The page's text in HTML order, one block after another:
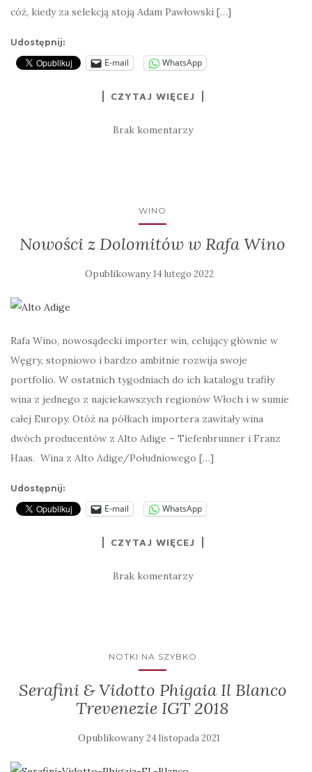
cóż, kiedy za selekcją stoją Adam Pawłowski […]
Udostępnij:
E-mail WhatsApp
CZYTAJ WIĘCEJ
Brak komentarzy
WINO
Nowości z Dolomitów w Rafa Wino
Opublikowany14 lutego 2022
Rafa Wino, nowosądecki importer win, celujący głównie w
Węgry, stopniowo i bardzo ambitnie rozwija swoje
portfolio. W ostatnich tygodniach do ich katalogu trafiły
wina z jednego z najciekawszych regionów Włoch i w sumie
całej Europy. Otóż na półkach importera zawitały wina
dwóch producentów z Alto Adige – Tiefenbrunner i Franz
Haas. Wina z Alto Adige/Południowego […]
Udostępnij:
E-mail WhatsApp
CZYTAJ WIĘCEJ
Brak komentarzy
NOTKI NA SZYBKO
Serafini & Vidotto Phigaia Il Blanco
Trevenezie IGT 2018
Opublikowany24 listopada 2021